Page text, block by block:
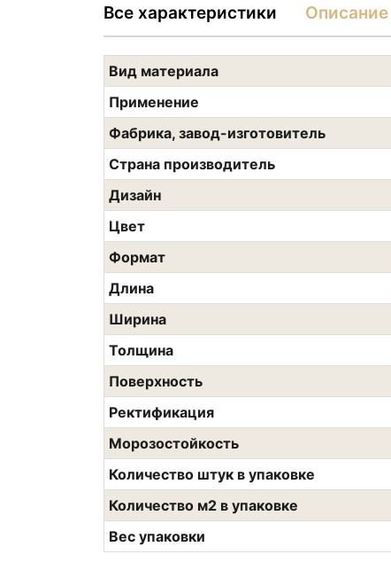
Все характеристики Описание
Вид материала
Применение
Фабрика, завод-изготовитель
Страна производитель
Дизайн
Цвет
Формат
Длина
Ширина
Толщина
Поверхность
Ректификация
Морозостойкость
Количество штук в упаковке
Количество м2 в упаковке
Вес упаковки